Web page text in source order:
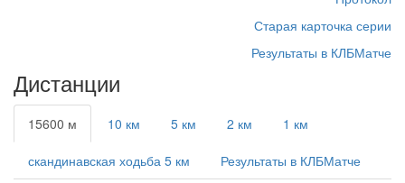
Старая карточка серии
Результаты в КЛБМатче
Дистанции
15600 м 10 км 5 км 2 км 1 км
скандинавская ходьба 5 км Результаты в КЛБМатче